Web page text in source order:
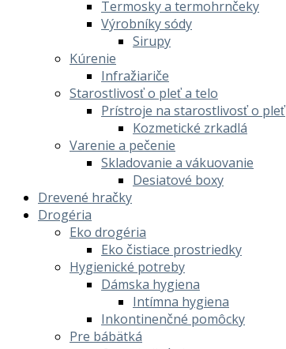
Termosky a termohrnčeky
Výrobníky sódy
Sirupy
Kúrenie
Infražiariče
Starostlivosť o pleť a telo
Prístroje na starostlivosť o pleť
Kozmetické zrkadlá
Varenie a pečenie
Skladovanie a vákuovanie
Desiatové boxy
Drevené hračky
Drogéria
Eko drogéria
Eko čistiace prostriedky
Hygienické potreby
Dámska hygiena
Intímna hygiena
Inkontinenčné pomôcky
Pre bábätká